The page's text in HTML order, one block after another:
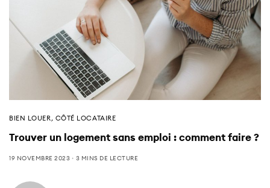
BIEN LOUER, CÔTÉ LOCATAIRE
Trouver un logement sans emploi : comment faire ?
19 NOVEMBRE 2023 3 MINS DE LECTURE